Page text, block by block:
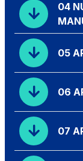
04
05
06
07